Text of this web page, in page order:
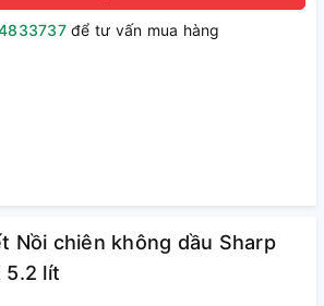
để tư vấn mua hàng
Nồi chiên không dầu Sharp
5.2 lít